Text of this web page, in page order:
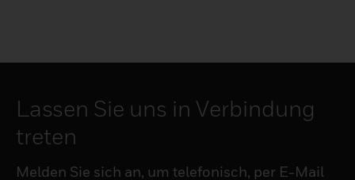
Lassen Sie uns in Verbindung
treten
Melden Sie sich an, um telefonisch, per E-Mail